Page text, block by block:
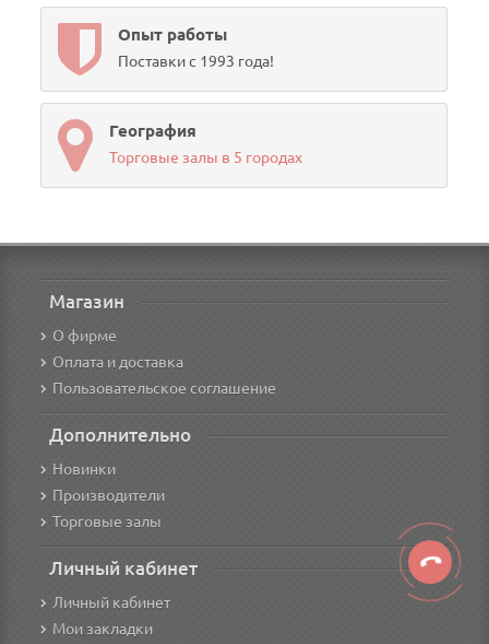
Опыт работы
Поставки с 1993 года!
География
Торговые залы в 5 городах
Магазин
О фирме
Оплата и доставка
Пользовательское соглашение
Дополнительно
Новинки
Производители
Торговые залы
Личный кабинет
Личный кабинет
Мои закладки